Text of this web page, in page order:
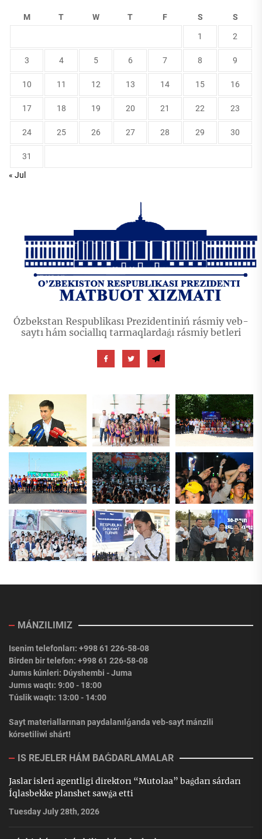
M T W T F S S
1 2
3 4 5 6 7 8 9
10 11 12 13 14 15 16
17 18 19 20 21 22 23
24 25 26 27 28 29 30
31
« Jul
Ózbekstan Respublikası Prezidentiniń rásmiy veb-
saytı hám sociallıq tarmaqlardaǵı rásmiy betleri
MÁNZILIMIZ
Isenim telefonları: +998 61 226-58-08
Birden bir telefon: +998 61 226-58-08
Jumıs kúnleri: Dúyshembi - Juma
Jumıs waqtı: 9:00 - 18:00
Túslik waqtı: 13:00 - 14:00
Sayt materiallarınan paydalanılǵanda veb-sayt mánzili
kórsetiliwi shárt!
IS REJELER HÁM BAǴDARLAMALAR
Jaslar isleri agentligi direktorı “Mutolaa” baǵdarı sárdarı
Íqlasbekke planshet sawǵa etti
Tuesday July 28th, 2026